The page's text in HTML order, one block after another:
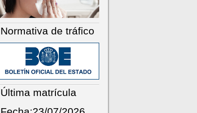
Normativa de tráfico
Última matrícula